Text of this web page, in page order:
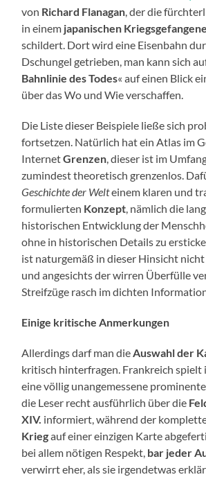
von Richard Flanagan, der die
in einem japanischen
schildert. Dort wird eine Eisenbahn
Dschungel getrieben, man kann sich
Bahnlinie des Todes« auf einen Blick
über das Wo und Wie verschaffen.
Die Liste dieser Beispiele ließe sich
fortsetzen. Natürlich hat ein Atlas im
InternetGrenzen, dieser ist im
zumindest theoretisch grenzenlos.
Geschichte der Welteinem klaren und
formulierten Konzept, nämlich die
historischen Entwicklung der
ohne in historischen Details zu
ist naturgemäß in dieser Hinsicht
und angesichts der wirren Überfülle
Streifzüge rasch im dichten
Einige kritische Anmerkungen
Allerdings darf man dieAuswahl der
kritisch hinterfragen. Frankreich spielt
eine völlig unangemessene
die Leser recht ausführlich über die
XIV. informiert, während der
Kriegauf einer einzigen Karte
bei allem nötigen Respekt, bar jeder
verwirrt eher, als sie irgendetwas